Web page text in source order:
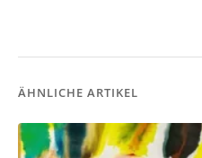
ÄHNLICHE ARTIKEL